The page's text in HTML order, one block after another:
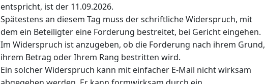
entspricht, ist der 11.09.2026.
Spätestens an diesem Tag muss der schriftliche Widerspruch, mit
dem ein Beteiligter eine Forderung bestreitet, bei Gericht eingehen.
Im Widerspruch ist anzugeben, ob die Forderung nach ihrem Grund,
ihrem Betrag oder Ihrem Rang bestritten wird.
Ein solcher Widerspruch kann mit einfacher E-Mail nicht wirksam